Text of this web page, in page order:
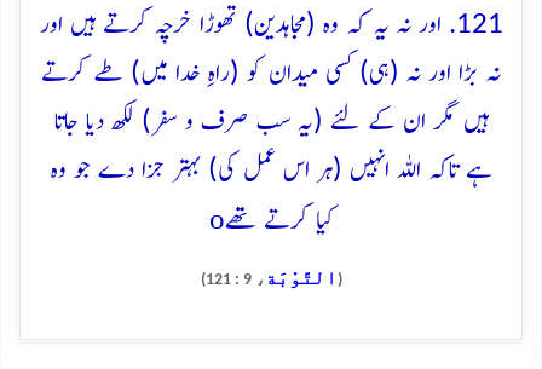
121. اور نہ یہ کہ وہ (مجاہدین) تھوڑا خرچہ کرتے ہیں اور
نہ بڑا اور نہ (ہی) کسی میدان کو (راہِ خدا میں) طے کرتے
ہیں مگر ان کے لئے (یہ سب صرف و سفر) لکھ دیا جاتا
ہے تاکہ اللہ انہیں (ہر اس عمل کی) بہتر جزا دے جو وہ
کیا کرتے تھےo
( التَّوْبَة ، 9 : 121)